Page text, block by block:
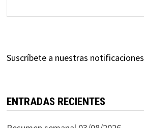
Suscríbete a nuestras notificaciones
ENTRADAS RECIENTES